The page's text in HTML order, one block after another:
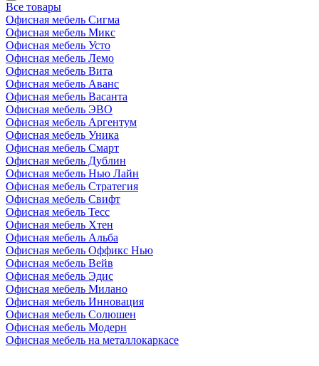
Все товары
Офисная мебель Сигма
Офисная мебель Микс
Офисная мебель Усто
Офисная мебель Лемо
Офисная мебель Вита
Офисная мебель Аванс
Офисная мебель Васанта
Офисная мебель ЭВО
Офисная мебель Аргентум
Офисная мебель Уника
Офисная мебель Смарт
Офисная мебель Дублин
Офисная мебель Нью Лайн
Офисная мебель Стратегия
Офисная мебель Свифт
Офисная мебель Тесс
Офисная мебель Хтен
Офисная мебель Альба
Офисная мебель Оффикс Нью
Офисная мебель Вейв
Офисная мебель Эдис
Офисная мебель Милано
Офисная мебель Инновация
Офисная мебель Солюшен
Офисная мебель Модерн
Офисная мебель на металлокаркасе